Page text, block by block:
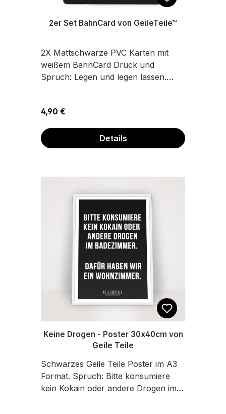
2er Set BahnCard von GeileTeile™
2X Mattschwarze PVC Karten mit
weißem BahnCard Druck und
Spruch: Legen und legen lassen.
Regulärer Preis:
4,90 €
Details
Keine Drogen - Poster 30x40cm von
Geile Teile
Schwarzes Geile Teile Poster im A3
Format. Spruch: Bitte konsumiere
kein Kokain oder andere Drogen im